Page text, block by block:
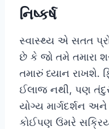
નિષ્કર્ષ
સ્વાસ્થ્ય એ સતત
છે કે જો તમે તમારા
તમારું ધ્યાન રાખશે.
ઈલાજ નથી, પણ
યોગ્ય માર્ગદર્શન
કોઈપણ ઉંમરે